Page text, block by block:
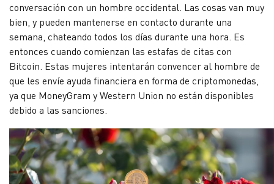
conversación con un hombre occidental. Las cosas van muy
bien, y pueden mantenerse en contacto durante una
semana, chateando todos los días durante una hora. Es
entonces cuando comienzan las estafas de citas con
Bitcoin. Estas mujeres intentarán convencer al hombre de
que les envíe ayuda financiera en forma de criptomonedas,
ya que MoneyGram y Western Union no están disponibles
debido a las sanciones.